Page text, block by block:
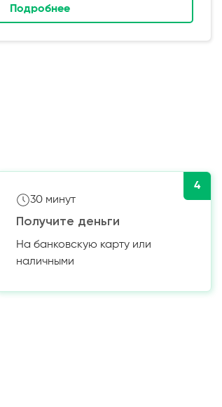
Подробнее
4
30 минут
Получите деньги
На банковскую карту или
наличными